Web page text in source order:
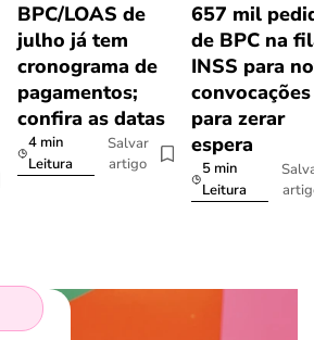
BPC/LOAS de
julho já tem
cronograma de
pagamentos;
confira as datas
4 min
Leitura
Salvar
artigo
657 mil
de BPC na
INSS para
convocações
para zerar
espera
5 min
Leitura